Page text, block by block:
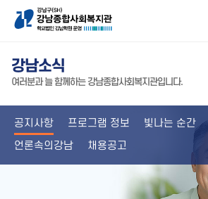
강남소식
여러분과 늘 함께하는 강남종합사회복지관입니다.
공지사항 프로그램 정보 빛나는 순간
언론속의강남
채용공고